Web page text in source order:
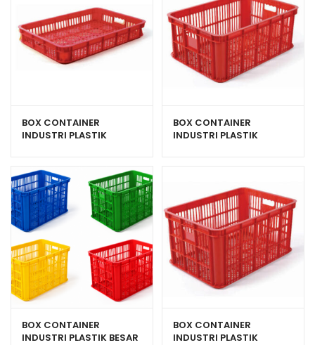
BOX CONTAINER
INDUSTRI PLASTIK
BOX CONTAINER
INDUSTRI PLASTIK
BOX CONTAINER
INDUSTRI PLASTIK BESAR
BOX CONTAINER
INDUSTRI PLASTIK